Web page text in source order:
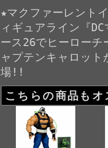
★マクファーレント
ィギュアライン『
ース26でヒーロー
ャプテンキャロット
場!!
こちらの商品も